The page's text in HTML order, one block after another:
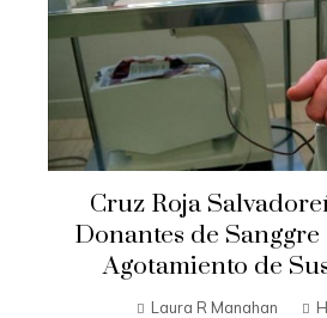
Cruz Roja
Donantes de
Agotamiento de
Laura R Manahan